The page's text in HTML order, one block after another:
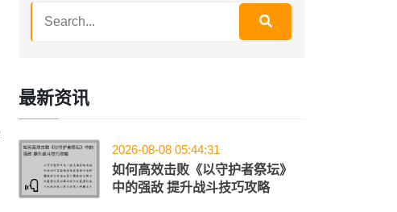
最新资讯
2026-08-08 05:44:31
如何高效击败《以守护者祭坛》
中的强敌 提升战斗技巧攻略